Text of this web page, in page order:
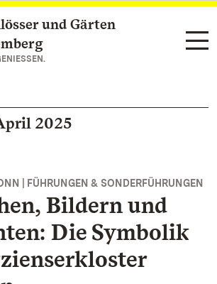
springenund Gärten
2025
| FÜHRUNGEN & SONDERFÜHRUNGEN
Bildern und
Die Symbolik